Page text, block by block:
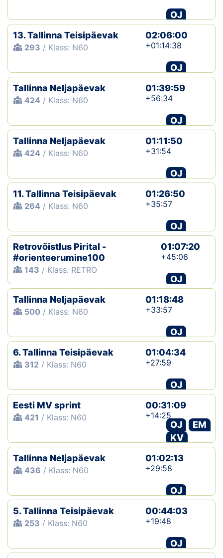
OTSI
OJ
13. Tallinna Teisipäevak
293 / Klass: N60
02:06:00
+01:14:38
OJ
Tallinna Neljapäevak
424 / Klass: N60
01:39:59
+56:34
OJ
Tallinna Neljapäevak
424 / Klass: N60
01:11:50
+31:54
OJ
11. Tallinna Teisipäevak
264 / Klass: N60
01:26:50
+35:57
OJ
Retrovõistlus Pirital -
#orienteerumine100
143 / Klass: RETRO
01:07:20
+45:06
OJ
Tallinna Neljapäevak
500 / Klass: N60
01:18:48
+33:57
OJ
6. Tallinna Teisipäevak
312 / Klass: N60
01:04:34
+27:59
OJ
Eesti MV sprint
421 / Klass: N60
00:31:09
+14:25
OJ
EM
KV
Tallinna Neljapäevak
436 / Klass: N60
01:02:13
+29:58
OJ
5. Tallinna Teisipäevak
253 / Klass: N60
00:44:03
+19:48
OJ